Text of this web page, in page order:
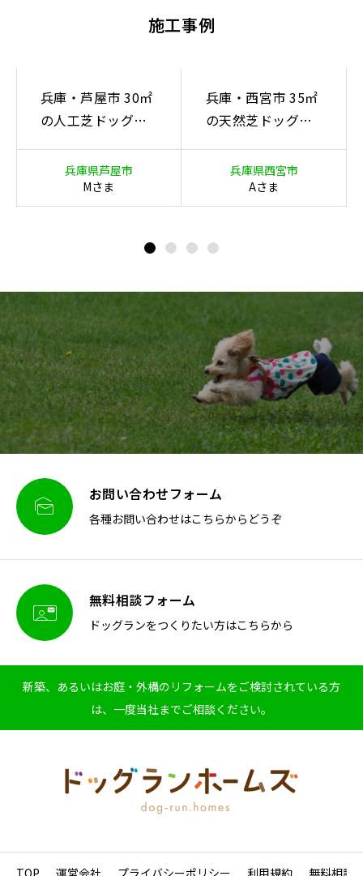
施工事例
兵庫・芦屋市 30㎡
の人工芝ドッグラ
イン外構（キャバ
兵庫県芦屋市
Mさま
兵庫・西宮市 35㎡
の天然芝ドッグラ
ダン庭園（キャバ
兵庫県西宮市
Aさま
 お問い合わせフォーム
各種お問い合わせはこちらからどうぞ
 無料相談フォーム
ドッグランをつくりたい方はこちらから
新築、あるいはお庭・外構のリフォームをご検討されている方
は、一度当社までご相談ください。